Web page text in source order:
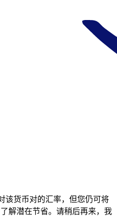
该货币对的汇率，但您仍可将
解潜在节省。请稍后再来，我